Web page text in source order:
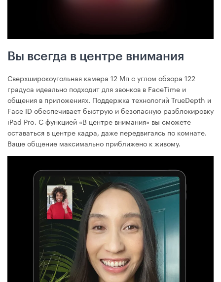
Вы всегда в центре внимания
Сверхширокоугольная камера 12 Мп с углом обзора 122
градуса идеально подходит для звонков в FaceTime и
общения в приложениях. Поддержка технологий TrueDepth и
Face ID обеспечивает быструю и безопасную разблокировку
iPad Pro. С функцией «В центре внимания» вы сможете
оставаться в центре кадра, даже передвигаясь по комнате.
Ваше общение максимально приближено к живому.